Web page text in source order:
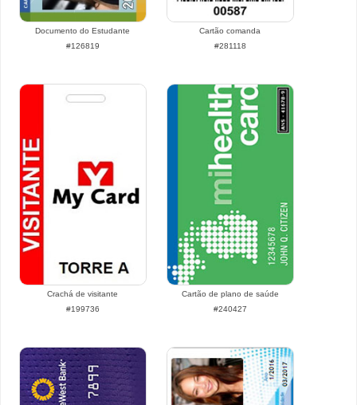
Documento do Estudante
#126819
Cartão comanda
#281118
Crachá de visitante
#199736
Cartão de plano de saúde
#240427